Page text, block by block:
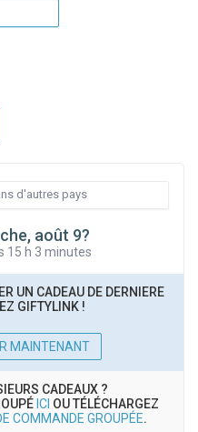
août 9?
15 h 3 minutes
UN CADEAU DE DERNIERE
GIFTYLINK !
MAINTENANT
CADEAUX ?
ICI OU TÉLÉCHARGEZ
COMMANDE GROUPÉE.